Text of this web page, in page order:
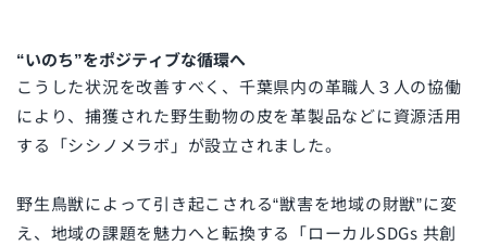
“いのち”をポジティブな循環へ
こうした状況を改善すべく、千葉県内の革職人３人の協働
により、捕獲された野生動物の皮を革製品などに資源活用
する「シシノメラボ」が設立されました。
野生鳥獣によって引き起こされる“獣害を地域の財獣”に変
え、地域の課題を魅力へと転換する「ローカルSDGs 共創